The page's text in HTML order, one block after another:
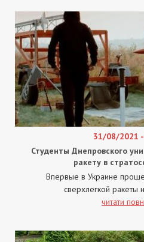
31/08/2021
Студенты Днепровского
ракету в
Впервые в Украине
сверхлегкой ракеты
читати